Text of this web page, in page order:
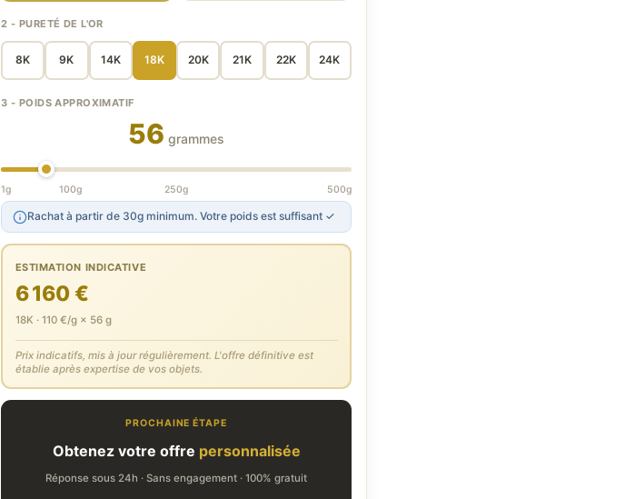
2 - PURETÉ DE L'OR
8K 9K 14K 18K 20K 21K 22K 24K
3 - POIDS APPROXIMATIF
56 grammes
1g 100g 250g 500g
Rachat à partir de 30g minimum. Votre poids est suffisant ✓
ESTIMATION INDICATIVE
6 160 €
18K · 110 €/g × 56 g
Prix indicatifs, mis à jour régulièrement. L'offre définitive est
établie après expertise de vos objets.
PROCHAINE ÉTAPE
Obtenez votre offre personnalisée
Réponse sous 24h · Sans engagement · 100% gratuit